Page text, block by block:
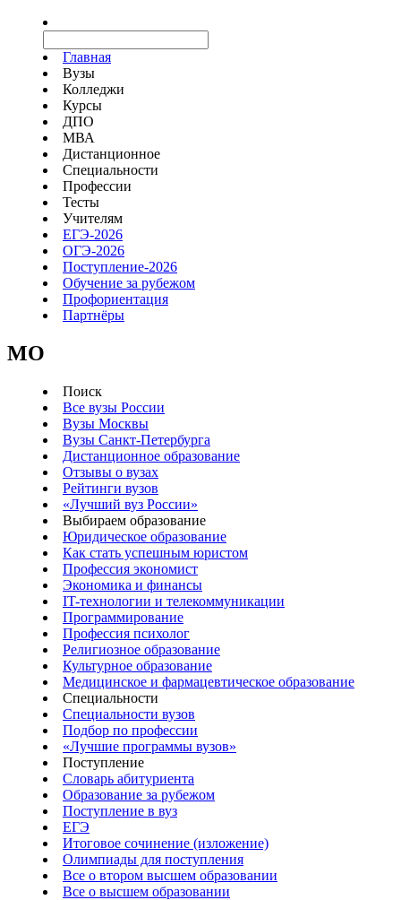
Главная
Вузы
Колледжи
Курсы
ДПО
МВА
Дистанционное
Специальности
Профессии
Тесты
Учителям
ЕГЭ-2026
ОГЭ-2026
Поступление-2026
Обучение за рубежом
Профориентация
Партнёры
MO
Поиск
Все вузы России
Вузы Москвы
Вузы Санкт-Петербурга
Дистанционное образование
Отзывы о вузах
Рейтинги вузов
«Лучший вуз России»
Выбираем образование
Юридическое образование
Как стать успешным юристом
Профессия экономист
Экономика и финансы
IT-технологии и телекоммуникации
Программирование
Профессия психолог
Религиозное образование
Культурное образование
Медицинское и фармацевтическое образование
Специальности
Специальности вузов
Подбор по профессии
«Лучшие программы вузов»
Поступление
Словарь абитуриента
Образование за рубежом
Поступление в вуз
ЕГЭ
Итоговое сочинение (изложение)
Олимпиады для поступления
Все о втором высшем образовании
Все о высшем образовании